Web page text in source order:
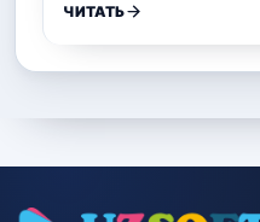
ЧИТАТЬ